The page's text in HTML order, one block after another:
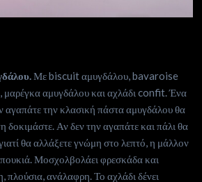
Με biscuit αμυγδάλου, bavaroise
μαρέγκα αμυγδάλου και αχλάδι confit. Ένα
αγαπάτε την κλασική πάστα αμυγδάλου θα
δοκιμάστε. Αν δεν την αγαπάτε και πάλι θα
θα αλλάξετε γνώμη στο λεπτό, η μάλλον
Μοσχολβολάει φρεσκάδα και
πλούσια, ανάλαφρη. Το αχλάδι δένει